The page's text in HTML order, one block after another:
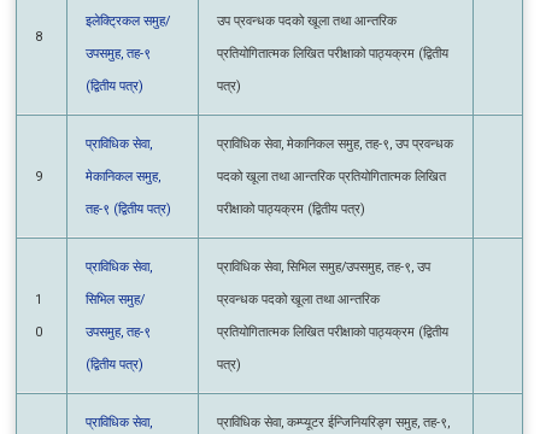
(द्वितीय पत्र) पत्र)
प्राविधिक सेवा,
प्राविधिक सेवा, मेकानिकल समुह, तह-९, उप
प्रवन्धक पदको खूला तथा आन्तरिक
प्रतियोगितात्मक लिखित परीक्षाको पाठ्यक्रम (द्वितीय
पत्र)
0
प्राविधिक सेवा,
सिभिल समुह/
उपसमुह, तह-९
(द्वितीय पत्र)
प्राविधिक सेवा, सिभिल समुह/उपसमुह, तह-९, उप
प्रवन्धक पदको खूला तथा आन्तरिक
प्रतियोगितात्मक लिखित परीक्षाको पाठ्यक्रम (द्वितीय
पत्र)
प्राविधिक सेवा,
कम्प्यूटर
प्राविधिक सेवा, कम्प्यूटर ईन्जिनियरिङ्ग समुह, तह-९,
उप प्रवन्धक पदको खूला तथा आन्तरिक